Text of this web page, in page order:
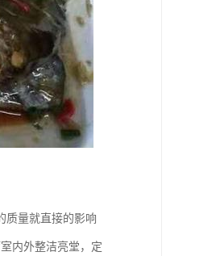
质量就直接的影响
内外整洁亮堂，定